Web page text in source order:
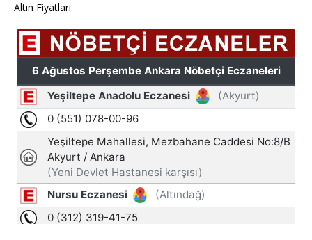
Altın Fiyatları